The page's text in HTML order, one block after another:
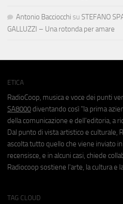
Antonio Bacciocchi su STEFANO
GALLUZZI – Una rotonda per amare
ETICA
RadioCoop, musica e voce dei punti
SA8000 diventando così "la prima
della comunicazione e dell'editoria, a
Dal punto di vista artistico e culturale,
ascolta tutto quello che viene inviato
recensisce, e in alcuni casi, chiede
Radiocoop sostiene l'arte, la cultura e
TAG CLOUD